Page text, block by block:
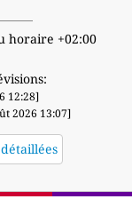
horaire +02:00
12:28]
2026 13:07]